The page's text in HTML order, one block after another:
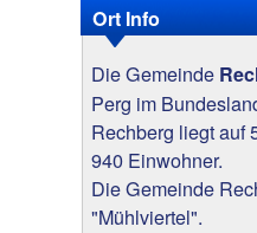
Ort Info
Die Gemeinde
Perg im
Rechberg liegt auf
940 Einwohner.
Die Gemeinde
"Mühlviertel".